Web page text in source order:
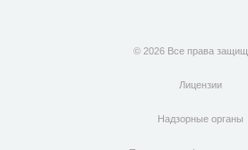
© 2026 Все права
Лицензии
Надзорные органы